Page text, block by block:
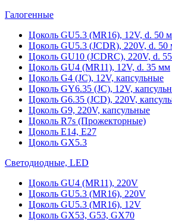
Галогенные
Цоколь GU5.3 (MR16), 12V, d. 50
Цоколь GU5.3 (JCDR), 220V, d. 50
Цоколь GU10 (JCDRC), 220V, d.
Цоколь GU4 (MR11), 12V, d. 35 мм
Цоколь G4 (JC), 12V, капсульные
Цоколь GY6.35 (JC), 12V,
Цоколь G6.35 (JCD), 220V,
Цоколь G9, 220V, капсульные
Цоколь R7s (Прожекторные)
Цоколь E14, E27
Цоколь GX5.3
Светодиодные, LED
Цоколь GU4 (MR11), 220V
Цоколь GU5.3 (MR16), 220V
Цоколь GU5.3 (MR16), 12V
Цоколь GX53, G53, GX70